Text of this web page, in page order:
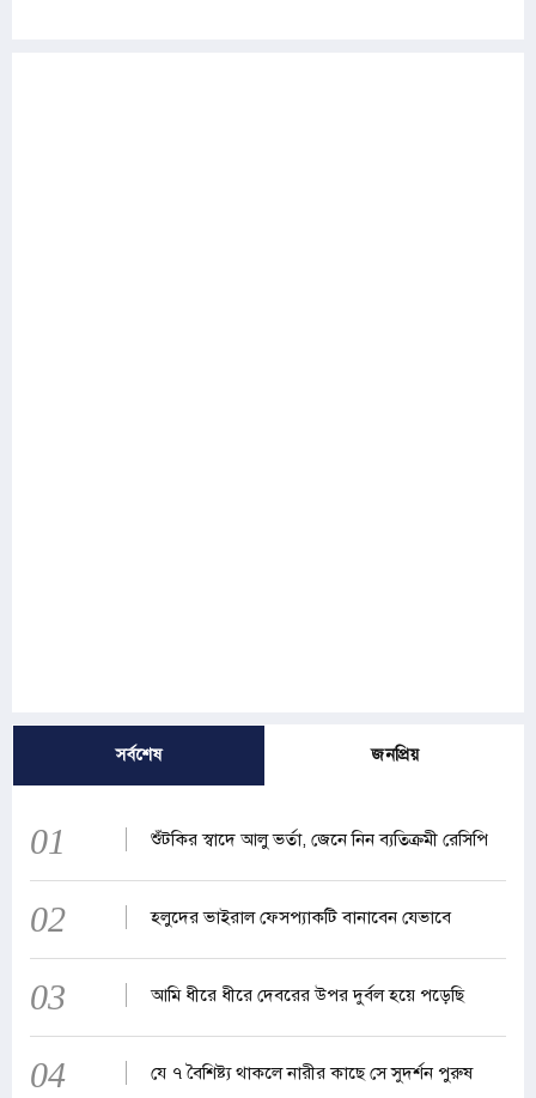
সর্বশেষ জনপ্রিয়
01 শুঁটকির স্বাদে আলু ভর্তা, জেনে নিন ব্যতিক্রমী রেসিপি
02 হলুদের ভাইরাল ফেসপ্যাকটি বানাবেন যেভাবে
03 আমি ধীরে ধীরে দেবরের উপর দুর্বল হয়ে পড়েছি
04 যে ৭ বৈশিষ্ট্য থাকলে নারীর কাছে সে সুদর্শন পুরুষ